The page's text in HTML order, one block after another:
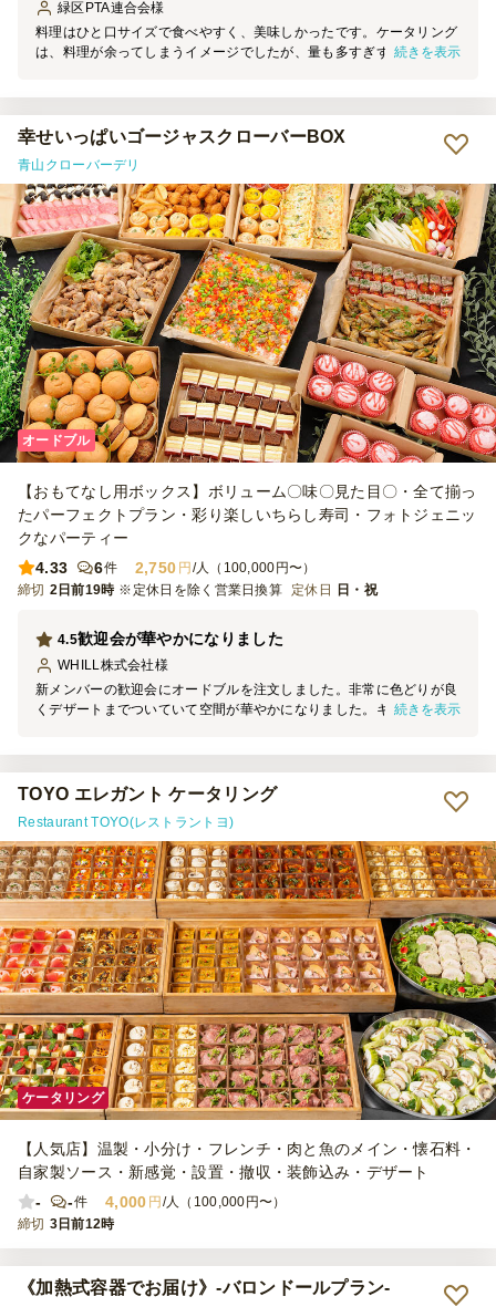
緑区PTA連合会様
料理はひと口サイズで食べやすく、美味しかったです。ケータリング
は、料理が余ってしまうイメージでしたが、量も多すぎず少なすぎず
続きを表示
幸せいっぱいゴージャスクローバーBOX
青山クローバーデリ
オードブル
【おもてなし用ボックス】ボリューム〇味〇見た目〇・全て揃っ
たパーフェクトプラン・彩り楽しいちらし寿司・フォトジェニッ
クなパーティー
4.33
6件 2,750 円 /人（100,000円〜）
締切 2日前19時 ※定休日を除く営業日換算 定休日 日・祝
歓迎会が華やかになりました
4.5
WHILL株式会社様
新メンバーの歓迎会にオードブルを注文しました。非常に色どりが良
くデザートまでついていて空間が華やかになりました。キッシュとチ
いていて用意が簡単でした。欲を言えばドレッシングがもう少し欲し
いかなと思いましたが、たくさんかける方がいたので足りなかったの
続きを表示
TOYO エレガント ケータリング
Restaurant TOYO(レストラントヨ)
ケータリング
【人気店】温製・小分け・フレンチ・肉と魚のメイン・懐石料・
自家製ソース・新感覚・設置・撤収・装飾込み・デザート
-
-件 4,000 円 /人（100,000円〜）
締切 3日前12時
《加熱式容器でお届け》-バロンドールプラン-